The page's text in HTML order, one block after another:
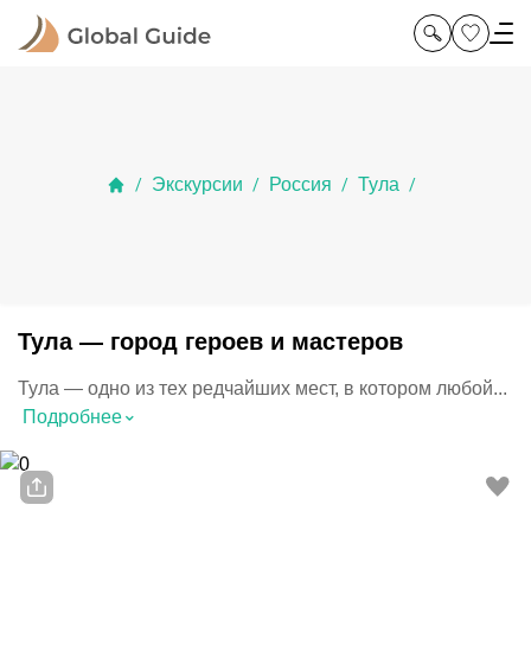
/ Экскурсии / Россия / Тула /
Тула — город героев и мастеров
Тула — одно из тех редчайших мест, в котором любой...
Подробнее⌃